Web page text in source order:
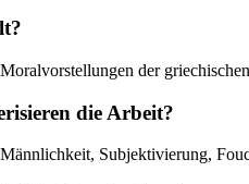
der
die Arbeit?
Subjektivierung,